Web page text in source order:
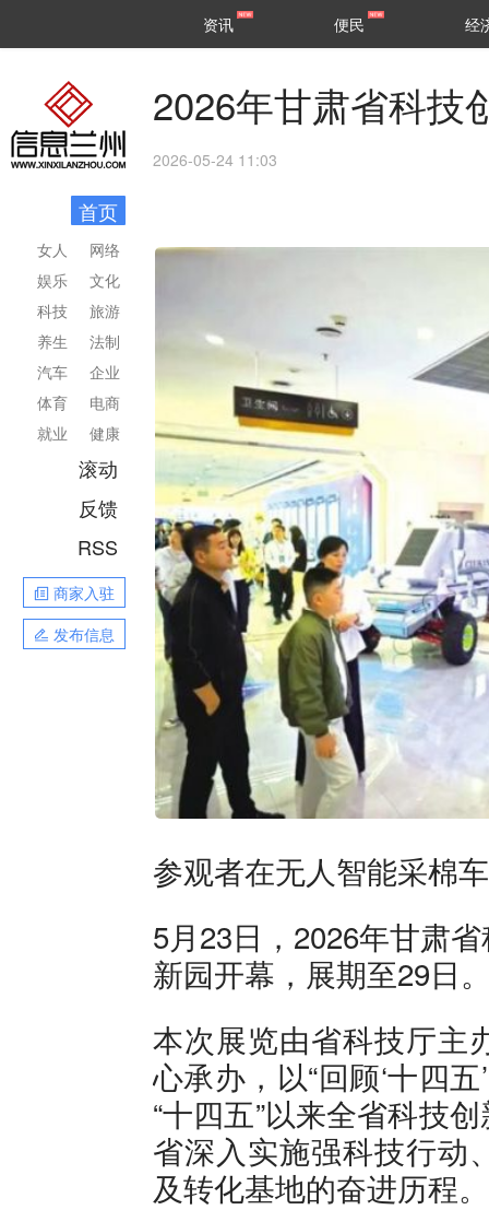
区县
资讯 便民 经
首页
网络
文化
旅游
法制
企业
电商
健康
女人
娱乐
科技
养生
汽车
体育
就业
滚动
反馈
RSS
商家入驻
发布信息
2026年甘肃省科技
2026-05-24 11:03
参观者在无人智能采棉
5月23日，2026年甘肃
新园开幕，展期至29日
本次展览由省科技厅主
心承办，以“回顾‘十四
“十四五”以来全省科技
省深入实施强科技行动
及转化基地的奋进历程。